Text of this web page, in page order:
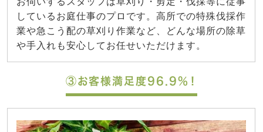
しているお庭仕事のプロです。高所での特殊伐採作
業や急こう配の草刈り作業など、どんな場所の除草
や手入れも安心してお任せいただけます。
③お客様満足度96.9%！